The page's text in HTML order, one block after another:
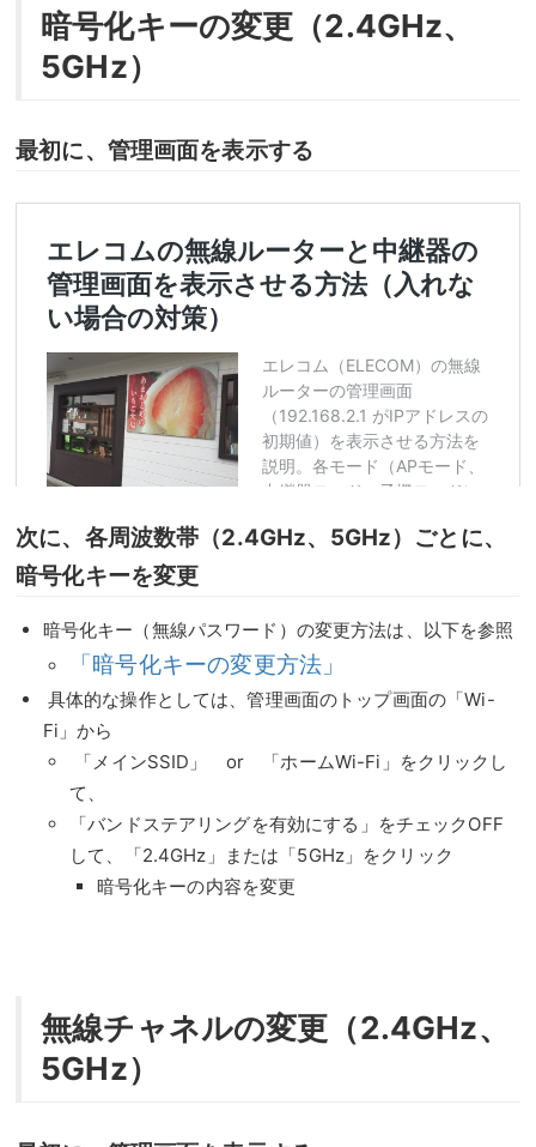
暗号化キーの変更（2.4GHz、
5GHz）
最初に、管理画面を表示する
次に、各周波数帯（2.4GHz、5GHz）ごとに、
暗号化キーを変更
暗号化キー（無線パスワード）の変更方法は、以下を参照
「暗号化キーの変更方法」
具体的な操作としては、管理画面のトップ画面の「Wi-
Fi」から
「メインSSID」 or 「ホームWi-Fi」をクリックし
て、
「バンドステアリングを有効にする」をチェックOFF
して、「2.4GHz」または「5GHz」をクリック
暗号化キーの内容を変更
無線チャネルの変更（2.4GHz、
5GHz）